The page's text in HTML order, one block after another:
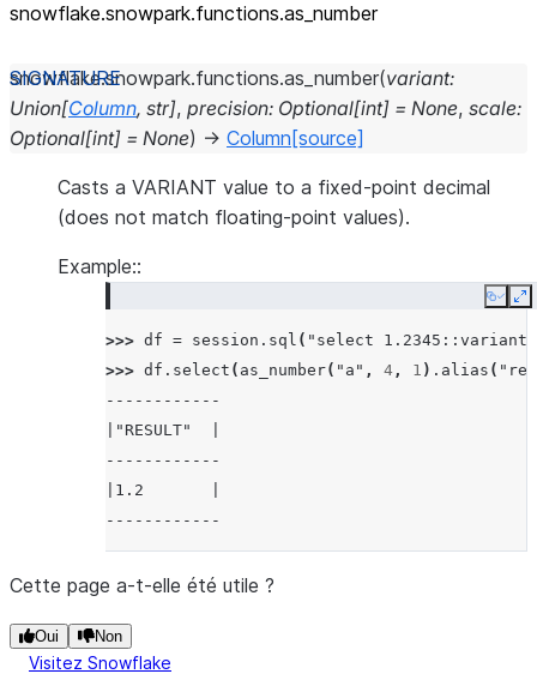
snowflake.snowpark.functions.as_ number
snowflake.snowpark.functions.as_number(variant:
Union[Column, str], precision: Optional[int] = None, scale:
Optional[int] = None) → Column [source]
Casts a VARIANT value to a fixed-point decimal
(does not match floating-point values).
Example::
Copy
>>> df = session . sql ( "select 1.2345::variant
>>> df . select ( as_number( "a" , 4 , 1 ) . alias (
------------
|"RESULT"  |
------------
|1.2       |
------------
Cette page a-t-elle été utile ?
Oui Non
Visitez Snowflake